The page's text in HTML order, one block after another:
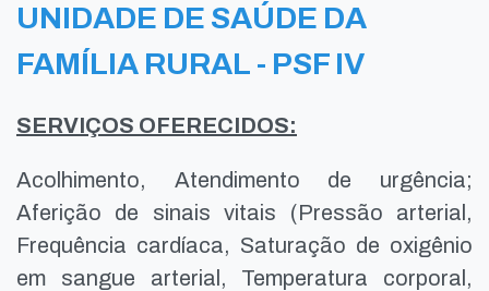
UNIDADE DE SAÚDE DA
FAMÍLIA RURAL - PSF IV
SERVIÇOS OFERECIDOS:
Acolhimento, Atendimento de urgência;
Aferição de sinais vitais (Pressão arterial,
Frequência cardíaca, Saturação de oxigênio
em sangue arterial, Temperatura corporal,